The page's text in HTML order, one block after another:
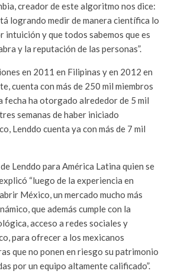
creador de este algoritmo nos dice:
logrando medir de manera científica lo
intuición y que todos sabemos que es
y la reputación de las personas”.
en 2011 en Filipinas y en 2012 en
cuenta con más de 250 mil miembros
fecha ha otorgado alrededor de 5 mil
semanas de haber iniciado
Lenddo cuenta ya con más de 7 mil
Lenddo para América Latina quien se
“luego de la experiencia en
México, un mercado mucho más
que además cumple con la
acceso a redes sociales y
para ofrecer a los mexicanos
que no ponen en riesgo su patrimonio
por un equipo altamente calificado”.